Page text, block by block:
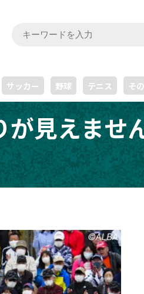
サッカー 野球 テニス そ
見えませ